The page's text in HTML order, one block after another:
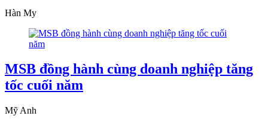
Hàn My
MSB đồng hành cùng doanh nghiệp tăng
tốc cuối năm
Mỹ Anh